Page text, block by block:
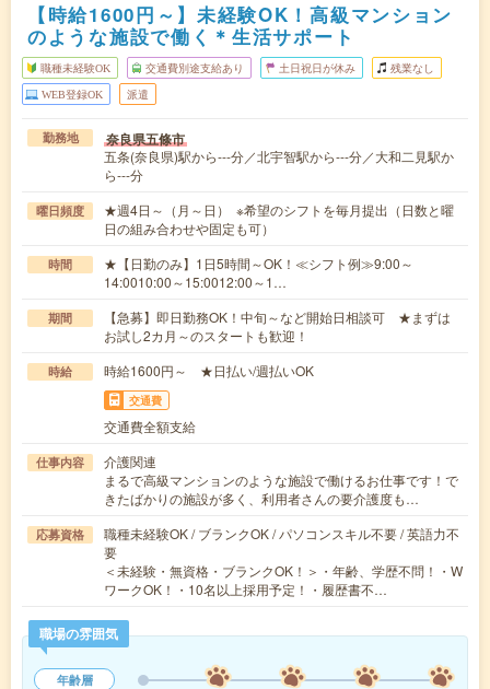
【時給1600円～】未経験OK！高級マンション
のような施設で働く＊生活サポート
職種未経験OK 交通費別途支給あり 土日祝日が休み 残業なし
WEB登録OK 派遣
勤務地 奈良県五條市
五条(奈良県)駅から---分／北宇智駅から---分／大和二見駅か
ら---分
曜日頻度
★週4日～（月～日） ※希望のシフトを毎月提出（日数と曜
日の組み合わせや固定も可）
時間
★【日勤のみ】1日5時間～OK！≪シフト例≫9:00～
14:0010:00～15:0012:00～1…
期間
【急募】即日勤務OK！中旬～など開始日相談可 ★まずは
お試し2カ月～のスタートも歓迎！
時給 時給1600円～ ★日払い/週払いOK
交通費
交通費全額支給
仕事内容
介護関連
まるで高級マンションのような施設で働けるお仕事です！で
きたばかりの施設が多く、利用者さんの要介護度も…
応募資格
職種未経験OK / ブランクOK / パソコンスキル不要 / 英語力不
要
＜未経験・無資格・ブランクOK！＞・年齢、学歴不問！・W
ワークOK！・10名以上採用予定！・履歴書不…
職場の雰囲気
年齢層